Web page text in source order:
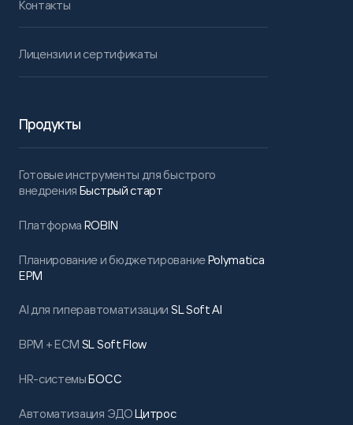
Контакты
Лицензии и сертификаты
Продукты
Готовые инструменты для быстрого
внедрения Быстрый старт
Платформа ROBIN
Планирование и бюджетированиеPolymatica
EPM
AI для гиперавтоматизации SL Soft AI
BPM + ECM SL Soft Flow
HR-системыБОСС
Автоматизация ЭДОЦитрос